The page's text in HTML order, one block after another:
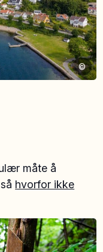
©
måte å
hvorfor ikke